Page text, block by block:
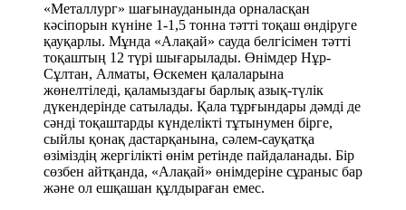
«Металлург» шағынауданында орналасқан
кәсіпорын күніне 1-1,5 тонна тәтті тоқаш өндіруге
қауқарлы. Мұнда «Алақай» сауда белгісімен тәтті
тоқаштың 12 түрі шығарылады. Өнімдер Нұр-
Сұлтан, Алматы, Өскемен қалаларына
жөнелтіледі, қаламыздағы барлық азық-түлік
дүкендерінде сатылады. Қала тұрғындары дәмді де
сәнді тоқаштарды күнделікті тұтынумен бірге,
сыйлы қонақ дастарқанына, сәлем-сауқатқа
өзіміздің жергілікті өнім ретінде пайдаланады. Бір
сөзбен айтқанда, «Алақай» өнімдеріне сұраныс бар
және ол ешқашан құлдыраған емес.